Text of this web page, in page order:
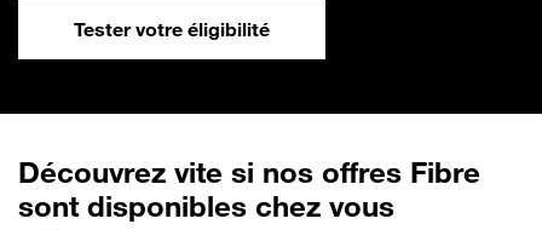
Tester votre éligibilité
Découvrez vite si nos offres Fibre
sont disponibles chez vous